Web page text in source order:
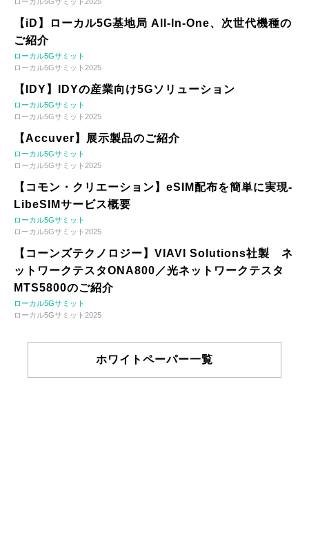
【iD】ローカル5G基地局 All-In-One、次世代機種の
ご紹介
ローカル5Gサミット
ローカル5Gサミット2025
【IDY】IDYの産業向け5Gソリューション
ローカル5Gサミット
ローカル5Gサミット2025
【Accuver】展示製品のご紹介
ローカル5Gサミット
ローカル5Gサミット2025
【コモン・クリエーション】eSIM配布を簡単に実現-
LibeSIMサービス概要
ローカル5Gサミット
ローカル5Gサミット2025
【コーンズテクノロジー】VIAVI Solutions社製 ネ
ットワークテスタONA800／光ネットワークテスタ
MTS5800のご紹介
ローカル5Gサミット
ローカル5Gサミット2025
ホワイトペーパー一覧